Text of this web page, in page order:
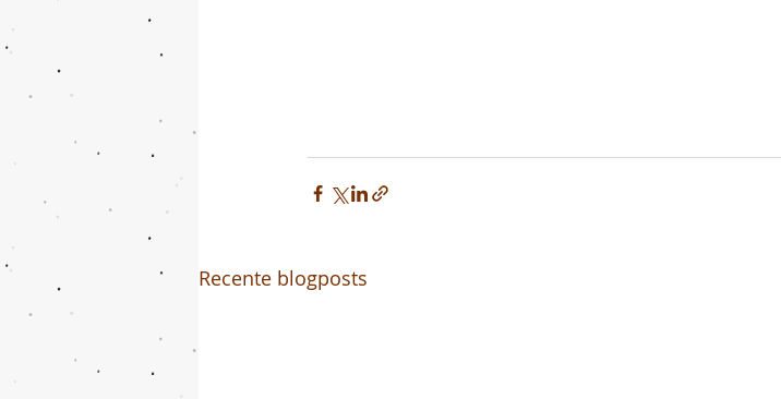
Recente blogposts